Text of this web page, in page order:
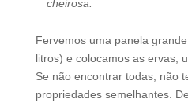
cheirosa.
Fervemos uma panela
litros) e colocamos as ervas,
Se não encontrar todas, não
propriedades semelhantes.